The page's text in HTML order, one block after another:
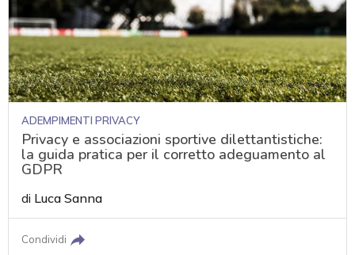
ADEMPIMENTI PRIVACY
Privacy e associazioni sportive dilettantistiche:
la guida pratica per il corretto adeguamento al
GDPR
di Luca Sanna
Condividi